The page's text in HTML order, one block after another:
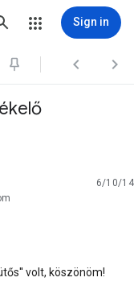
Sign in
 
6/10/14
volt, köszönöm!